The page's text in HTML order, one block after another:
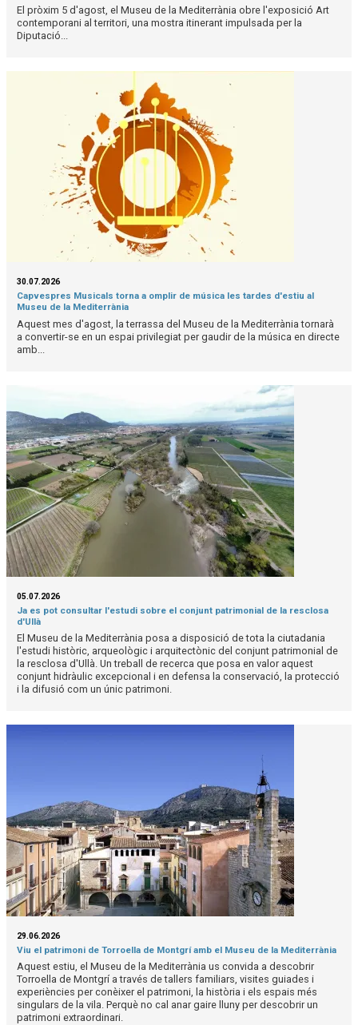
El pròxim 5 d'agost, el Museu de la Mediterrània obre l'exposició Art
contemporani al territori, una mostra itinerant impulsada per la
Diputació...
30.07.2026
Capvespres Musicals torna a omplir de música les tardes d'estiu al
Museu de la Mediterrània
Aquest mes d'agost, la terrassa del Museu de la Mediterrània tornarà
a convertir-se en un espai privilegiat per gaudir de la música en directe
amb...
05.07.2026
Ja es pot consultar l'estudi sobre el conjunt patrimonial de la resclosa
d'Ullà
El Museu de la Mediterrània posa a disposició de tota la ciutadania
l'estudi històric, arqueològic i arquitectònic del conjunt patrimonial de
la resclosa d'Ullà. Un treball de recerca que posa en valor aquest
conjunt hidràulic excepcional i en defensa la conservació, la protecció
i la difusió com un únic patrimoni.
29.06.2026
Viu el patrimoni de Torroella de Montgrí amb el Museu de la Mediterrània
Aquest estiu, el Museu de la Mediterrània us convida a descobrir
Torroella de Montgrí a través de tallers familiars, visites guiades i
experiències per conèixer el patrimoni, la història i els espais més
singulars de la vila. Perquè no cal anar gaire lluny per descobrir un
patrimoni extraordinari.